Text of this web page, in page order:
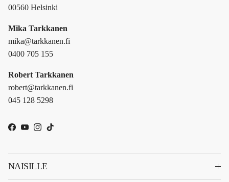
00560 Helsinki
Mika Tarkkanen
mika@tarkkanen.fi
0400 705 155
Robert Tarkkanen
robert@tarkkanen.fi
045 128 5298
Facebook
YouTube
Instagram
TikTok
NAISILLE